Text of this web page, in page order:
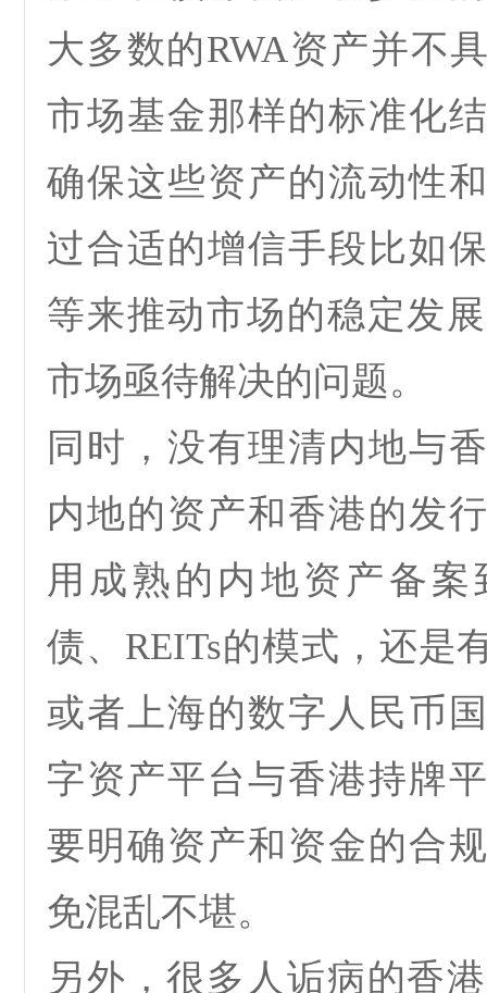
大多数的RWA资产并不
市场基金那样的标准化
确保这些资产的流动性
过合适的增信手段比如
等来推动市场的稳定发
市场亟待解决的问题。
同时，没有理清内地与
内地的资产和香港的发
用成熟的内地资产备
债、 REITs的模式，还是
或者上海的数字人民币
字资产平台与香港持牌
要明确资产和资金的合
免混乱不堪。
另外，很多人诟病的香港